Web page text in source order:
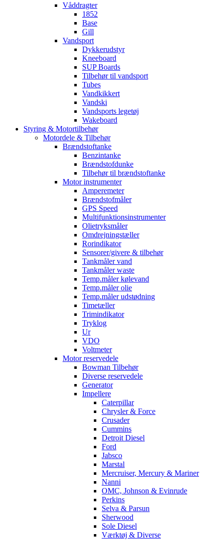
Våddragter
1852
Base
Gill
Vandsport
Dykkerudstyr
Kneeboard
SUP Boards
Tilbehør til vandsport
Tubes
Vandkikkert
Vandski
Vandsports legetøj
Wakeboard
Styring & Motortilbehør
Motordele & Tilbehør
Brændstoftanke
Benzintanke
Brændstofdunke
Tilbehør til brændstoftanke
Motor instrumenter
Amperemeter
Brændstofmåler
GPS Speed
Multifunktionsinstrumenter
Olietryksmåler
Omdrejningstæller
Rorindikator
Sensorer/givere & tilbehør
Tankmåler vand
Tankmåler waste
Temp.måler kølevand
Temp.måler olie
Temp.måler udstødning
Timetæller
Trimindikator
Tryklog
Ur
VDO
Voltmeter
Motor reservedele
Bowman Tilbehør
Diverse reservedele
Generator
Impellere
Caterpillar
Chrysler & Force
Crusader
Cummins
Detroit Diesel
Ford
Jabsco
Marstal
Mercruiser, Mercury & Mariner
Nanni
OMC, Johnson & Evinrude
Perkins
Selva & Parsun
Sherwood
Sole Diesel
Værktøj & Diverse